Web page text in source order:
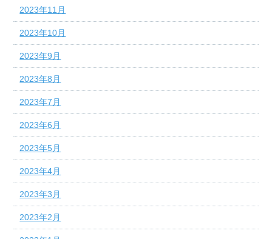
2023年11月
2023年10月
2023年9月
2023年8月
2023年7月
2023年6月
2023年5月
2023年4月
2023年3月
2023年2月